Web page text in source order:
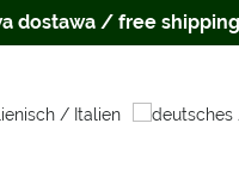
dostawa / free shipping